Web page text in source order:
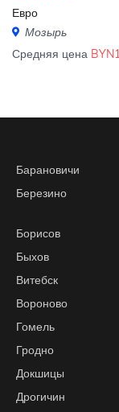
Евро
Мозырь
Средняя цена
Барановичи
Березино
Борисов
Быхов
Витебск
Вороново
Гомель
Гродно
Докшицы
Дрогичин